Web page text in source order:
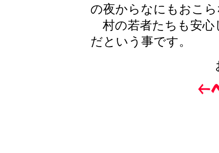
の夜からなにもおこ
村の若者たちも安心
だという事です。